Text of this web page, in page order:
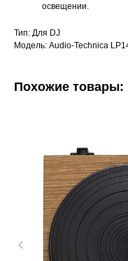
освещении.
Тип: Для DJ
Модель: Audio-Technica
Похожие товары: